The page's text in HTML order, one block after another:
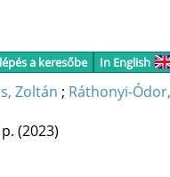
a keresőbe In English
Zoltán ; Ráthonyi-
(2023)